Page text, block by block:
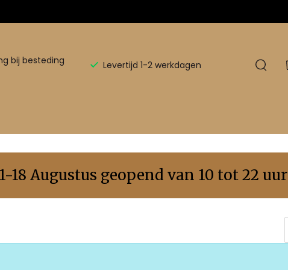
bij besteding
Levertijd 1-2 werkdagen
Augustus geopend van 10 tot 22 uur